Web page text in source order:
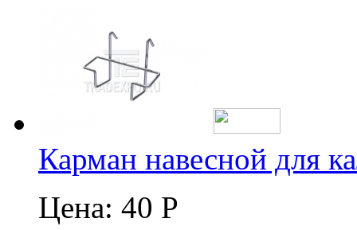
Карман навесной для
Цена: 40 Р